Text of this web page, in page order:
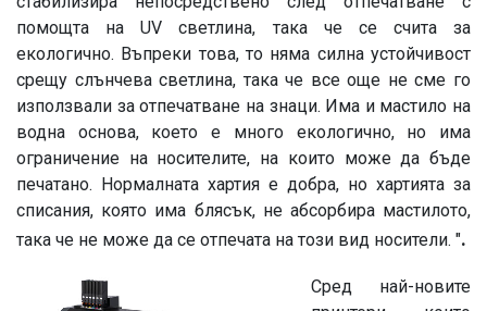
помощта на UV светлина, така че се счита за
екологично. Въпреки това, то няма силна устойчивост
срещу слънчева светлина, така че все още не сме го
използвали за отпечатване на знаци. Има и мастило на
водна основа, което е много екологично, но има
ограничение на носителите, на които може да бъде
печатано. Нормалната хартия е добра, но хартията за
списания, която има блясък, не абсорбира мастилото,
така че не може да се отпечата на този вид носители. ".
Сред най-новите